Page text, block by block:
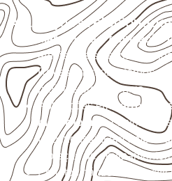
Aplicações
Marcenaria e fabricação
ambientes sujeitos à
Revestimentos internos,
projetos profissionais.
Aplicações em
motorhomes, conforme
Uso industrial em
proteção de equipamentos.
Projetos náuticos